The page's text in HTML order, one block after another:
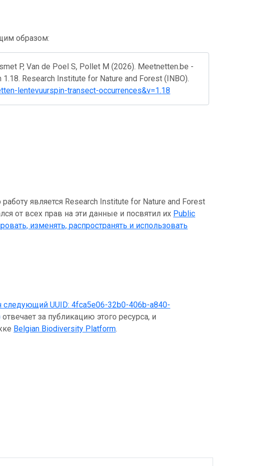
образом:
P, Van de Poel S, Pollet M (2026). Meetnetten.be -
Research Institute for Nature and Forest (INBO).
lentevuurspin-transect-occurrences&v=1.18
является Research Institute for Nature and Forest
от всех прав на эти данные и посвятил их Public
изменять, распространять и использовать
следующий UUID:4fca5e06-32b0-406b-a840-
отвечает за публикацию этого ресурса, и
Belgian Biodiversity Platform.